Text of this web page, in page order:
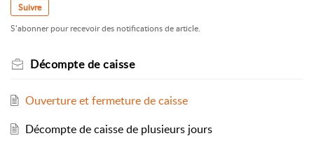
Suivre
S’abonner pour recevoir des notifications de article.
Décompte de caisse
Ouverture et fermeture de caisse
Décompte de caisse de plusieurs jours